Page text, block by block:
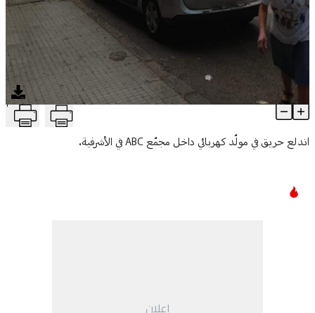
بالفيديو: حريق في مجمّع ABC الأشرفية T
Article Content
اندلع حريق في مولّد كهربائي داخل مجمّع ABC في الأشرفية.
إعلان